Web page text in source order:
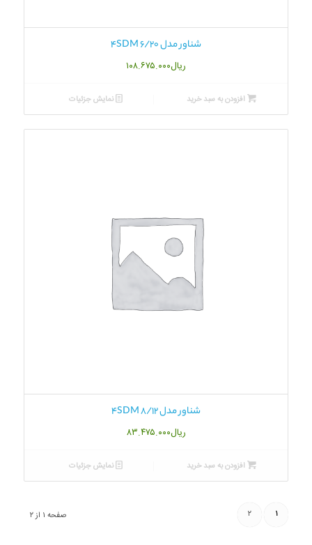
شناور مدل 4SDM 6/20
ریال۱۰۸.۶۷۵.۰۰۰
افزودن به سبد خرید نمایش جزئیات
شناور مدل 4SDM 8/12
ریال۸۳.۴۷۵.۰۰۰
افزودن به سبد خرید نمایش جزئیات
صفحه ۱ از ۲ ۱ ۲